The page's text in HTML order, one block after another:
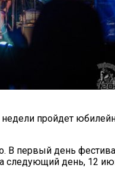
пройдет
В первый день
следующий день, 12